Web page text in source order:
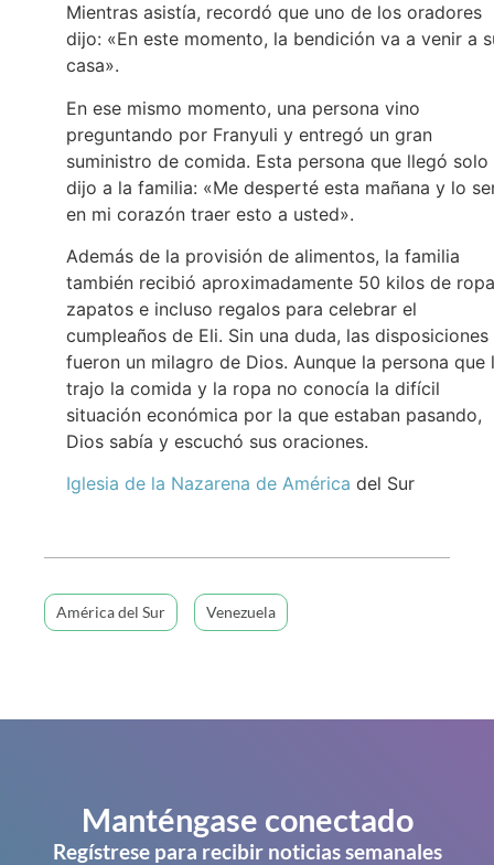
Mientras asistía, recordó que uno de los oradores
dijo: «En este momento, la bendición va a venir a
casa».
En ese mismo momento, una persona vino
preguntando por Franyuli y entregó un gran
suministro de comida. Esta persona que llegó solo
dijo a la familia: «Me desperté esta mañana y lo
en mi corazón traer esto a usted».
Además de la provisión de alimentos, la familia
también recibió aproximadamente 50 kilos de
zapatos e incluso regalos para celebrar el
cumpleaños de Eli. Sin una duda, las disposiciones
fueron un milagro de Dios. Aunque la persona que
trajo la comida y la ropa no conocía la difícil
situación económica por la que estaban pasando,
Dios sabía y escuchó sus oraciones.
Iglesia de la Nazarena de América del Sur
América del Sur Venezuela
Manténgase conectado
Regístrese para recibir noticias semanales